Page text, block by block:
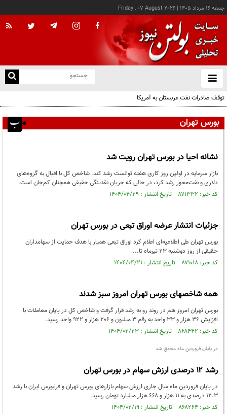
جمعه ۱۶ مرداد ۱۴۰۵ |
Friday , 07 August 2026
باز
و
توقف صادرات نفت عربستان به آمریکا
بورس تهران
نشانه احیا در بورس تهران رویت شد
بازار سرمایه در اولین روز کاری هفته توانست رشد کند. شاخص کل با اقبال به گروه‌های
دلاری و نفت‌محور رشد کرد، در حالی که جریان نقدینگی حقیقی همچنان کم‌جان است.
کد خبر: ۸۷۱۳۳۲ تاریخ انتشار : ۱۴۰۴/۰۴/۲۹
جزئیات انتشار عرضه اوراق تبعی در بورس تهران
بورس تهران طی اطلاعیه‌ای اعلام کرد اوراق تبعی همیار با هدف حمایت از سهامداران
حقیقی از روز دوشنبه ۲۳ تیرماه تا...
کد خبر: ۸۷۱۰۱۸ تاریخ انتشار : ۱۴۰۴/۰۴/۲۱
همه شاخصهای بورس تهران امروز سبز شدند
بورس تهران امروز هم در روند رو به رشد قرار گرفت و شاخص کل در پایان معاملات با
افزایش 36 هزار و 33 واحد به رقم 3 میلیون و 206 هزار و 922 واحد رسید.
کد خبر: ۸۶۸۴۴۲ تاریخ انتشار : ۱۴۰۴/۰۲/۲۳
در پایان فروردین ماه محقق شد
رشد ۱۲ درصدی ارزش سهام در بورس تهران
در پایان فروردین ماه سال جاری ارزش سهام بازارهای بورس تهران و فرابورس ایران با رشد
۱۲.۳ درصدی به ۱۱ هزار و ۶۶۸ هزار میلیارد تومان رسید.
کد خبر: ۸۶۸۲۶۴ تاریخ انتشار : ۱۴۰۴/۰۲/۱۹